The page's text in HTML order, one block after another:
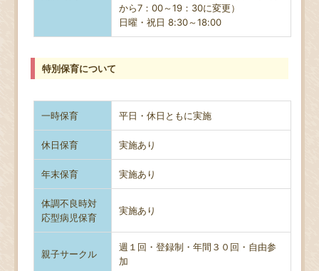
から7：00～19：30に変更）
日曜・祝日 8:30～18:00
特別保育について
一時保育 平日・休日ともに実施
休日保育 実施あり
年末保育 実施あり
体調不良時対
応型病児保育
実施あり
親子サークル
週１回・登録制・年間３０回・自由参
加